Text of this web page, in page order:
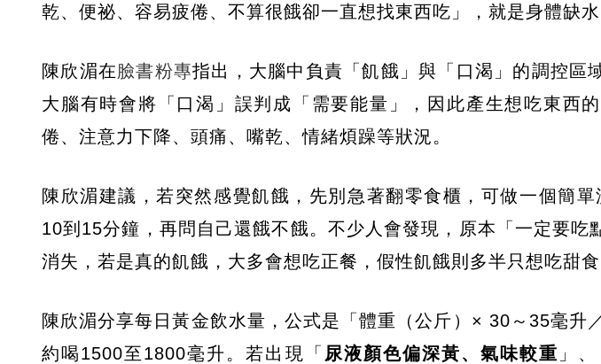
乾、便祕、容易疲倦、不算很餓卻一直想找東西吃」，就是身體缺水
陳欣湄在臉書粉專指出，大腦中負責「飢餓」與「口渴」的調控區
大腦有時會將「口渴」誤判成「需要能量」，因此產生想吃東西
倦、注意力下降、頭痛、嘴乾、情緒煩躁等狀況。
陳欣湄建議，若突然感覺飢餓，先別急著翻零食櫃，可做一個簡
10到15分鐘，再問自己還餓不餓。不少人會發現，原本「一定要吃
消失，若是真的飢餓，大多會想吃正餐，假性飢餓則多半只想吃甜
陳欣湄分享每日黃金飲水量，公式是「體重（公斤）× 30～35毫升
約喝1500至1800毫升。若出現「 尿液顏色偏深黃、氣味較重 」、